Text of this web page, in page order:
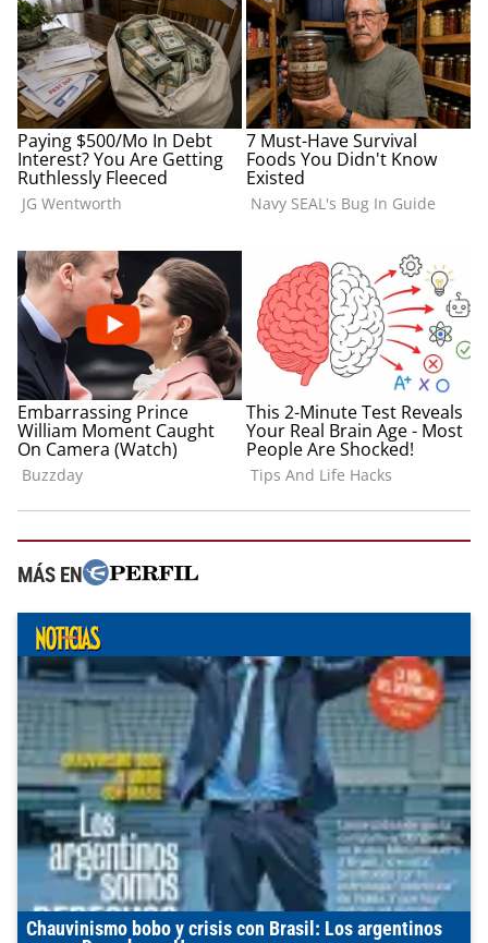
MÁS EN
Chauvinismo bobo y crisis con Brasil: Los argentinos